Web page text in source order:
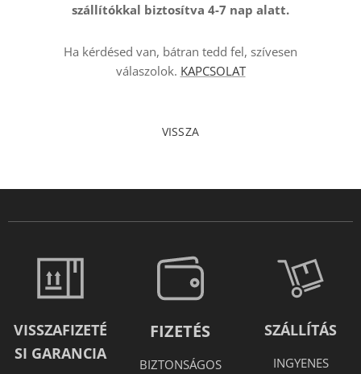
szállítókkal biztosítva 4-7 nap alatt.
Ha kérdésed van, bátran tedd fel, szívesen
válaszolok. KAPCSOLAT
VISSZA
VISSZAFIZETÉ
SI GARANCIA
FIZETÉS
BIZTONSÁGOS
SZÁLLÍTÁS
INGYENES